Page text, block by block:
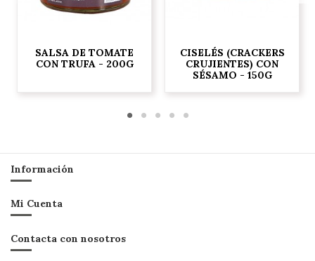
SALSA DE TOMATE
CON TRUFA - 200G
CISELÉS (CRACKERS
CRUJIENTES) CON
SÉSAMO - 150G
Información
Mi Cuenta
Contacta con nosotros